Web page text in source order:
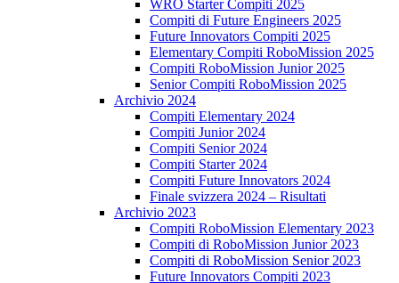
WRO Starter Compiti 2025
Compiti di Future Engineers 2025
Future Innovators Compiti 2025
Elementary Compiti RoboMission 2025
Compiti RoboMission Junior 2025
Senior Compiti RoboMission 2025
Archivio 2024
Compiti Elementary 2024
Compiti Junior 2024
Compiti Senior 2024
Compiti Starter 2024
Compiti Future Innovators 2024
Finale svizzera 2024 – Risultati
Archivio 2023
Compiti RoboMission Elementary 2023
Compiti di RoboMission Junior 2023
Compiti di RoboMission Senior 2023
Future Innovators Compiti 2023